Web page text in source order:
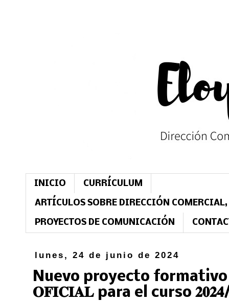
INICIO CURRÍCULUM
ARTÍCULOS SOBRE DIRECCIÓN
PROYECTOS DE COMUNICACIÓN
lunes, 24 de junio de 2024
Nuevo proyecto
𝐎𝐅𝐈𝐂𝐈𝐀𝐋 para el curso